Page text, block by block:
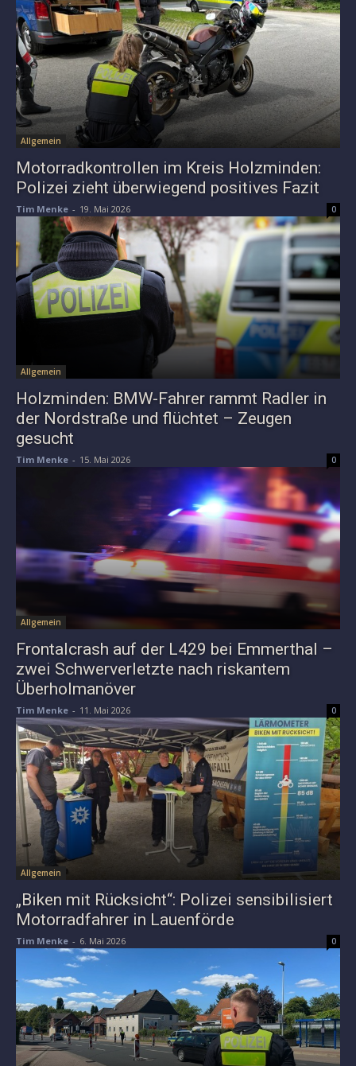
Allgemein
Motorradkontrollen im Kreis Holzminden:
Polizei zieht überwiegend positives Fazit
Tim Menke - 19. Mai 2026 0
Allgemein
Holzminden: BMW-Fahrer rammt Radler in
der Nordstraße und flüchtet – Zeugen
gesucht
Tim Menke - 15. Mai 2026 0
Allgemein
Frontalcrash auf der L429 bei Emmerthal –
zwei Schwerverletzte nach riskantem
Überholmanöver
Tim Menke - 11. Mai 2026 0
Allgemein
„Biken mit Rücksicht“: Polizei sensibilisiert
Motorradfahrer in Lauenförde
Tim Menke - 6. Mai 2026 0